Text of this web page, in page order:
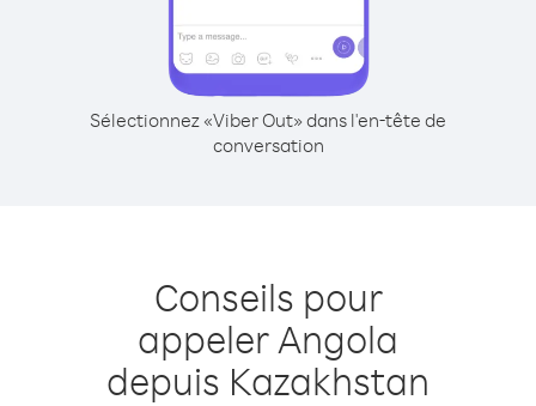
Sélectionnez «Viber Out» dans l'en-tête de
conversation
Conseils pour
appeler Angola
depuis Kazakhstan